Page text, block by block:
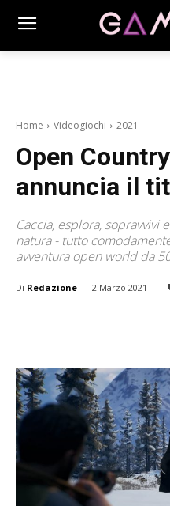
Home Videogiochi 2021
Open
annuncia il
Caccia, esplora, sopravvivi
natura - tutto
avventura open world da
Di Redazione - 2 Marzo 2021